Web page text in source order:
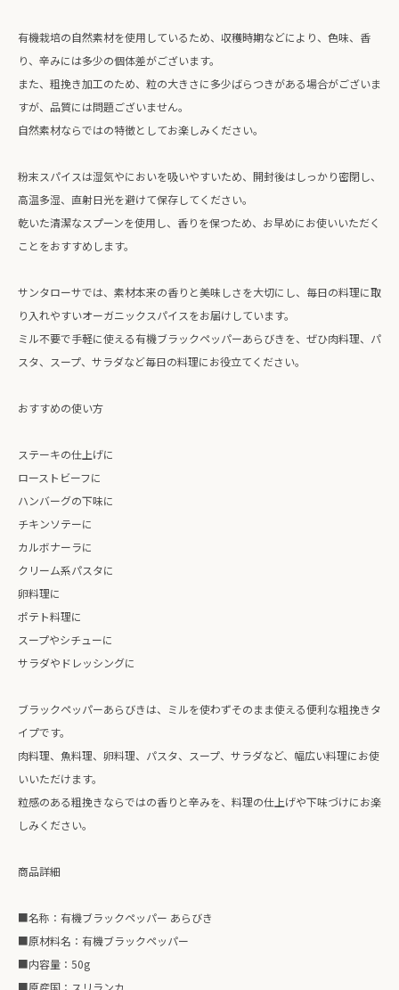
有機栽培の自然素材を使用しているため、収穫時期などにより、色味、香
り、辛みには多少の個体差がございます。
また、粗挽き加工のため、粒の大きさに多少ばらつきがある場合がございま
すが、品質には問題ございません。
自然素材ならではの特徴としてお楽しみください。
粉末スパイスは湿気やにおいを吸いやすいため、開封後はしっかり密閉し、
高温多湿、直射日光を避けて保存してください。
乾いた清潔なスプーンを使用し、香りを保つため、お早めにお使いいただく
ことをおすすめします。
サンタローサでは、素材本来の香りと美味しさを大切にし、毎日の料理に取
り入れやすいオーガニックスパイスをお届けしています。
ミル不要で手軽に使える有機ブラックペッパーあらびきを、ぜひ肉料理、パ
スタ、スープ、サラダなど毎日の料理にお役立てください。
おすすめの使い方
ステーキの仕上げに
ローストビーフに
ハンバーグの下味に
チキンソテーに
カルボナーラに
クリーム系パスタに
卵料理に
ポテト料理に
スープやシチューに
サラダやドレッシングに
ブラックペッパーあらびきは、ミルを使わずそのまま使える便利な粗挽きタ
イプです。
肉料理、魚料理、卵料理、パスタ、スープ、サラダなど、幅広い料理にお使
いいただけます。
粒感のある粗挽きならではの香りと辛みを、料理の仕上げや下味づけにお楽
しみください。
商品詳細
■名称：有機ブラックペッパー あらびき
■原材料名：有機ブラックペッパー
■内容量：50g